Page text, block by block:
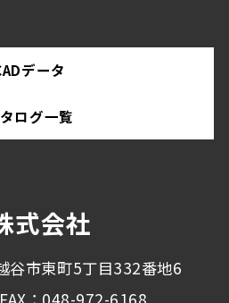
データ
ログ一覧
式会社
市東町5丁目332番地6